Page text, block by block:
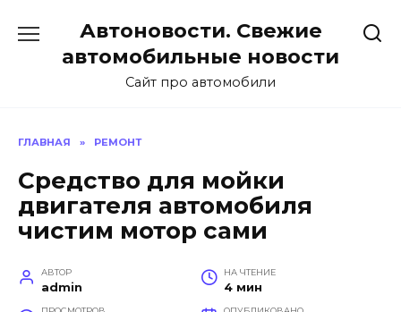
содержанию
Автоновости. Свежие
автомобильные новости
Сайт про автомобили
ГЛАВНАЯ » РЕМОНТ
Средство для мойки
двигателя автомобиля
чистим мотор сами
АВТОР
admin
НА ЧТЕНИЕ
4 мин